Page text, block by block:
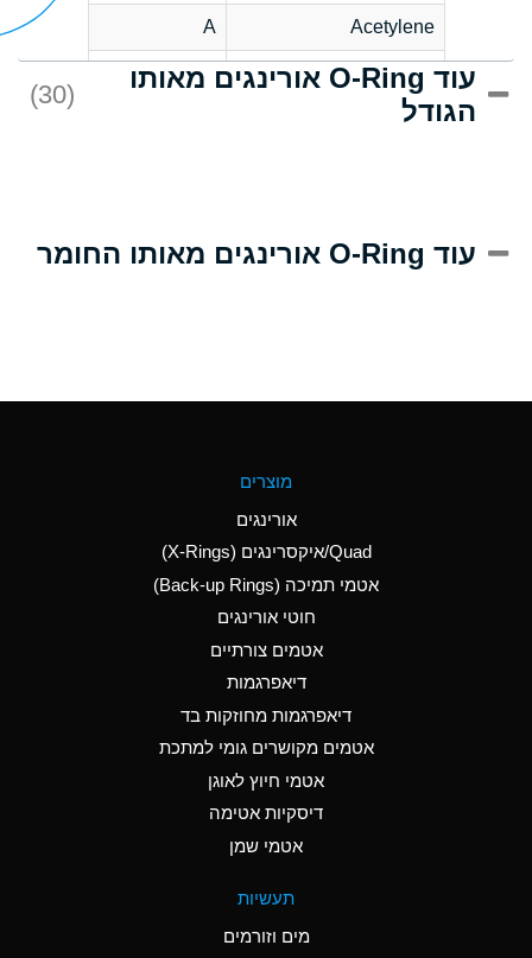
Acetylene
A
Acrlylonitrile
D
Adipic Acid
(Aqueous)
Aluminum Nitrate
(Aqueous)
Aluminum Phosphate
Ammonia Anhydrous
A
Ammonia Gas (cold)
A
Ammonia Gas (hot)
עוד O-Ring אורינגים מאותו
הגודל
(30)
עוד O-Ring אורינגים מאותו החומר
מוצרים
אורינגים
Quad/איקסרינגים (X-Rings)
אטמי תמיכה (Back-up Rings)
חוטי אורינגים
אטמים צורתיים
דיאפרגמות
דיאפרגמות מחוזקות בד
אטמים מקושרים גומי למתכת
אטמי חיוץ לאוגן
דיסקיות אטימה
אטמי שמן
תעשיות
מים וזורמים